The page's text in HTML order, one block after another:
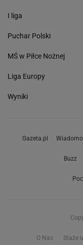
I liga
Puchar Polski
MŚ w Piłce Nożnej
Liga Europy
Wyniki
Gazeta.pl
Buzz
O Nas Staże